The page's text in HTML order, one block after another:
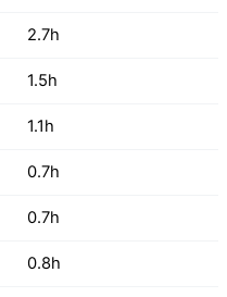
2.7h
1.5h
1.1h
0.7h
0.7h
0.8h